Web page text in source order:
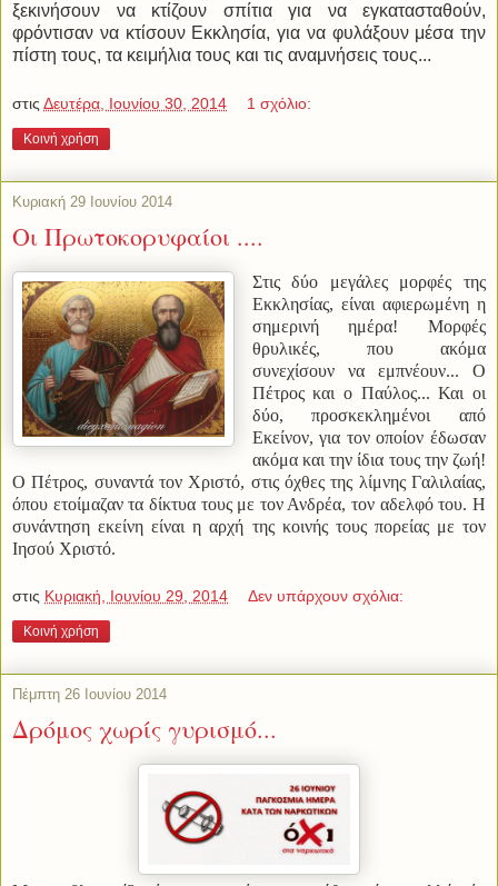
ξεκινήσουν να κτίζουν σπίτια για να εγκατασταθούν,
φρόντισαν να κτίσουν Εκκλησία, για να φυλάξουν μέσα την
πίστη τους, τα κειμήλια τους και τις αναμνήσεις τους...
στις Δευτέρα, Ιουνίου 30, 2014 1 σχόλιο:
Κοινή χρήση
Κυριακή 29 Ιουνίου 2014
Οι Πρωτοκορυφαίοι ....
Στις δύο μεγάλες μορφές της
Εκκλησίας, είναι αφιερωμένη η
σημερινή ημέρα! Μορφές
θρυλικές, που ακόμα
συνεχίσουν να εμπνέουν... Ο
Πέτρος και ο Παύλος... Και οι
δύο, προσκεκλημένοι από
Εκείνον, για τον οποίον έδωσαν
ακόμα και την ίδια τους την ζωή!
Ο Πέτρος, συναντά τον Χριστό, στις όχθες της λίμνης Γαλιλαίας,
όπου ετοίμαζαν τα δίκτυα τους με τον Ανδρέα, τον αδελφό του. Η
συνάντηση εκείνη είναι η αρχή της κοινής τους πορείας με τον
Ιησού Χριστό.
στις Κυριακή, Ιουνίου 29, 2014 Δεν υπάρχουν σχόλια:
Κοινή χρήση
Πέμπτη 26 Ιουνίου 2014
Δρόμος χωρίς γυρισμό...